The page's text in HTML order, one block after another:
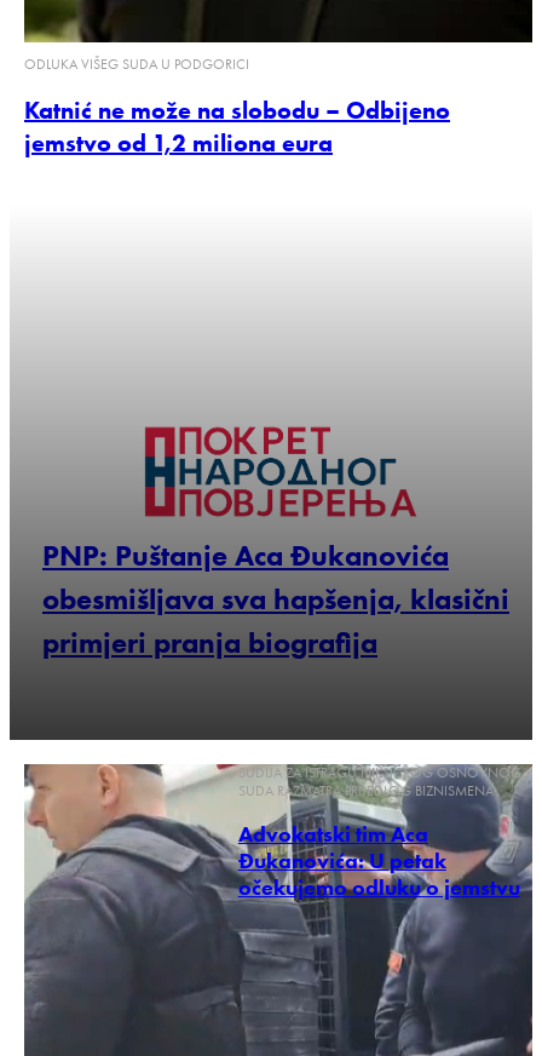
ODLUKA VIŠEG SUDA U PODGORICI
Katnić ne može na slobodu – Odbijeno
jemstvo od 1,2 miliona eura
PNP: Puštanje Aca Đukanovića
obesmišljava sva hapšenja, klasični
primjeri pranja biografija
SUDIJA ZA ISTRAGU NIKŠIĆKOG OSNOVNOG
SUDA RAZMATRA PRIJEDLOG BIZNISMENA
Advokatski tim Aca
Đukanovića: U petak
očekujemo odluku o jemstvu